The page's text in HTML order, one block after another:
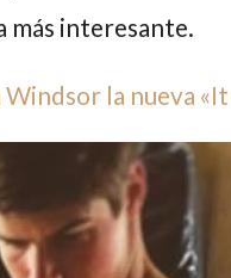
más interesante.
Windsor la nueva